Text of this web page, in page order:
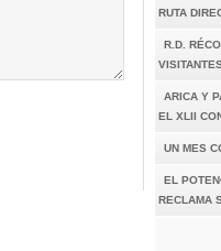
RUTA
R.D.
ARICA Y
EL XLII
UN MES
EL
RECLAMA